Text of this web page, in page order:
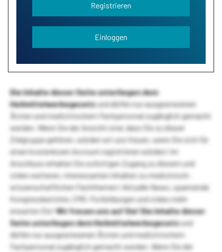
Registrieren
Einloggen
Die Inhalte dieser Seite unterliegen dem
Heilmittelwerbegesetzund dürfen nur ausgewiesenen
Ärzten und medizinischem Fachpersonal zugänglich gemacht
werden. Wenn Sie der Ansicht sind, dass Sie zu dieser
Zielgruppe gehören, würden wir uns freuen, wenn Sie sich für
einen kostenlosen Account registrieren würden! Im
Anschluss erhalten Sie sofortigen Zugang zu diesem und
vielen weiteren, interessanten Inhalten zu medizinisch-
wissenschaftlichen Fachthemen! Aktuelle News, spannende
Kongressberichte, CME-Fortbildungen und vieles mehr
erwarten Sie!Wir freuen uns auf Sie!Die Inhalte dieser
Seite unterliegen dem Heilmittelwerbegesetzund
dürfen nur ausgewiesenen Ärzten und medizinischem
Fachpersonal zugänglich gemacht werden. Wenn Sie der